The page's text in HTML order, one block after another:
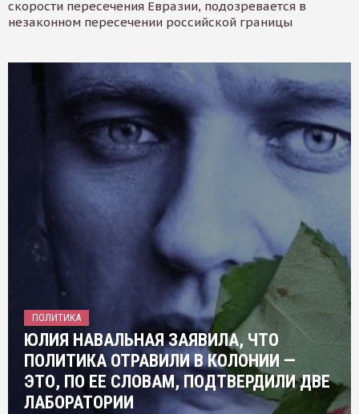
скорости пересечения Евразии, подозревается в
незаконном пересечении российской границы
ПОЛИТИКА
ЮЛИЯ НАВАЛЬНАЯ ЗАЯВИЛА, ЧТО
ПОЛИТИКА ОТРАВИЛИ В КОЛОНИИ —
ЭТО, ПО ЕЕ СЛОВАМ, ПОДТВЕРДИЛИ ДВЕ
ЛАБОРАТОРИИ